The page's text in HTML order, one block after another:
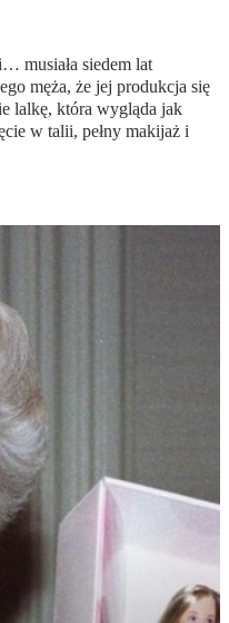
musiała siedem lat
męża, że jej produkcja się
lalkę, która wygląda jak
w talii, pełny makijaż i